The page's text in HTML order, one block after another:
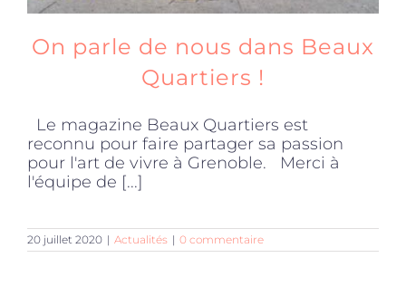
On parle de nous dans Beaux
Quartiers !
Le magazine Beaux Quartiers est
reconnu pour faire partager sa passion
pour l'art de vivre à Grenoble. Merci à
l'équipe de [...]
20 juillet 2020 | Actualités | 0 commentaire